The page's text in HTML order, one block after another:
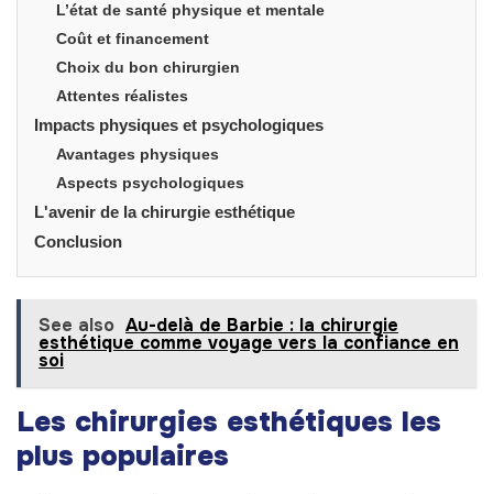
L’état de santé physique et mentale
Coût et financement
Choix du bon chirurgien
Attentes réalistes
Impacts physiques et psychologiques
Avantages physiques
Aspects psychologiques
L'avenir de la chirurgie esthétique
Conclusion
See also Au-delà de Barbie : la chirurgie
esthétique comme voyage vers la confiance en
soi
Les chirurgies esthétiques les
plus populaires